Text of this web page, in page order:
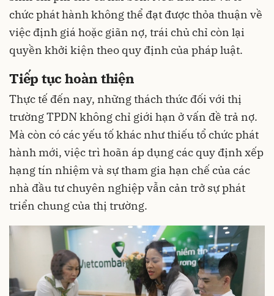
chức phát hành không thể đạt được thỏa thuận về
việc định giá hoặc giãn nợ, trái chủ chỉ còn lại
quyền khởi kiện theo quy định của pháp luật.
Tiếp tục hoàn thiện
Thực tế đến nay, những thách thức đối với thị
trường TPDN không chỉ giới hạn ở vấn đề trả nợ.
Mà còn có các yếu tố khác như thiếu tổ chức phát
hành mới, việc trì hoãn áp dụng các quy địnhxếp
hạng tín nhiệmvà sự tham gia hạn chế của các
nhà đầu tư chuyên nghiệp vẫn cản trở sự phát
triển chung của thị trường.